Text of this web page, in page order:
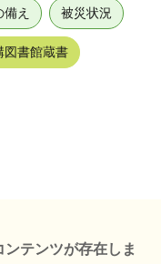
え 被災状況
図書館蔵書
テンツが存在しま